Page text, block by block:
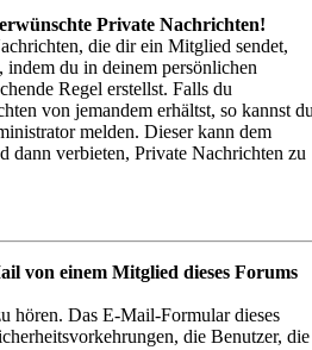
Private Nachrichten!
die dir ein Mitglied sendet,
indem du in deinem persönlichen
Regel erstellst. Falls du
von jemandem erhältst, so kannst
melden. Dieser kann dem
dann verbieten, Private Nachrichten zu
von einem Mitglied dieses Forums
hören. Das E-Mail-Formular dieses
die Benutzer, die